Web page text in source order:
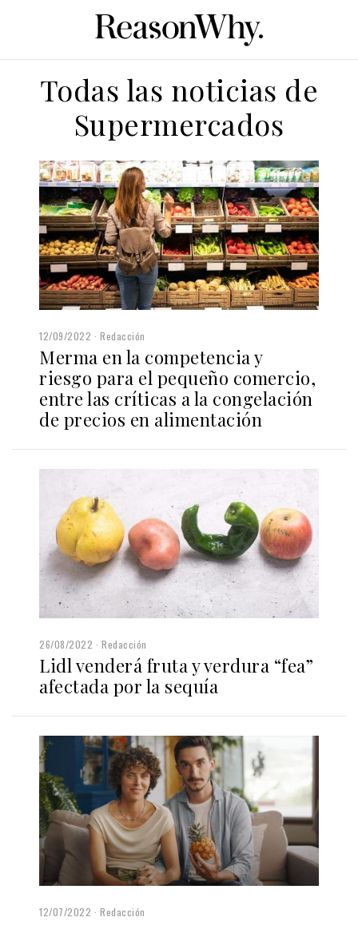
Todas las noticias de
Supermercados
12/09/2022 Redacción
Merma en la competencia y
riesgo para el pequeño comercio,
entre las críticas a la congelación
de precios en alimentación
26/08/2022 Redacción
Lidl venderá fruta y verdura “fea”
afectada por la sequía
12/07/2022 Redacción